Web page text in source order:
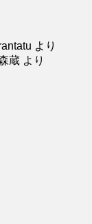
より
蔵 より